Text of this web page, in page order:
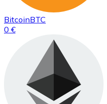
BitcoinBTC
0 €